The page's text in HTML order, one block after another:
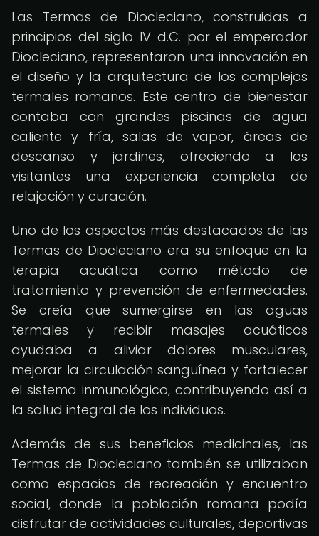
Las Termas de Diocleciano, construidas a
principios del siglo IV d.C. por el emperador
Diocleciano, representaron una innovación en
el diseño y la arquitectura de los complejos
termales romanos. Este centro de bienestar
contaba con grandes piscinas de agua
caliente y fría, salas de vapor, áreas de
descanso y jardines, ofreciendo a los
visitantes una experiencia completa de
relajación y curación.
Uno de los aspectos más destacados de las
Termas de Diocleciano era su enfoque en la
terapia acuática como método de
tratamiento y prevención de enfermedades.
Se creía que sumergirse en las aguas
termales y recibir masajes acuáticos
ayudaba a aliviar dolores musculares,
mejorar la circulación sanguínea y fortalecer
el sistema inmunológico, contribuyendo así a
la salud integral de los individuos.
Además de sus beneficios medicinales, las
Termas de Diocleciano también se utilizaban
como espacios de recreación y encuentro
social, donde la población romana podía
disfrutar de actividades culturales, deportivas